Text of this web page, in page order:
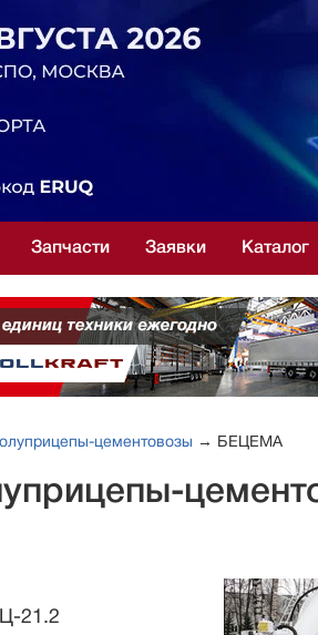
Запчасти Заявки Каталог
цементовозы → БЕЦЕМА
21.2